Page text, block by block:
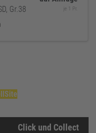
Gr.38
je 1 Pr.
Click und Collect